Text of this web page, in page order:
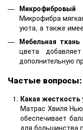
Микрофибра
уюта, а также
Мебельная ткань
цвета
дополнительную
Частые вопросы:
Какая жесткость
Матрас Хвиля
обеспечивает
для большинства